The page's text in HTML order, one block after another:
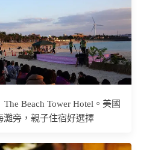
The Beach Tower Hotel。美國
灘旁，親子住宿好選擇